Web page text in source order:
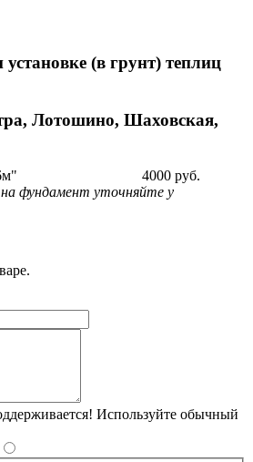
(в грунт) теплиц
Лотошино, Шаховская,
4000 руб.
фундамент уточняйте у
Используйте обычный